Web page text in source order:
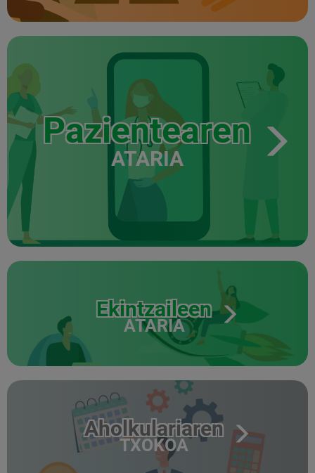
Pazientearen
ATARIA
Ekintzaileen
ATARIA
Aholkulariaren
TXOKOA